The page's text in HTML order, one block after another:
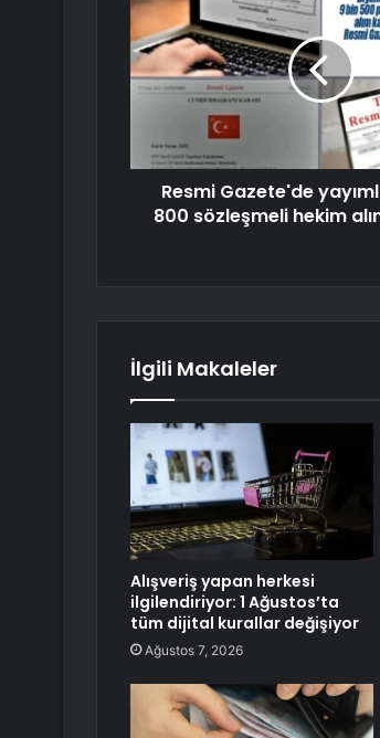
Resmi Gazete'de
800 sözleşmeli hekim
İlgili Makaleler
Alışveriş yapan herkesi
ilgilendiriyor: 1 Ağustos’ta
tüm dijital kurallar değişiyor
Ağustos 7, 2026